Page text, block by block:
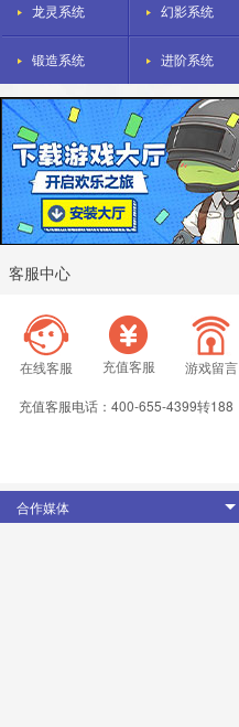
龙灵系统 幻影系统
锻造系统 进阶系统
客服中心
在线客服 充值客服 游戏留言
充值客服电话：400-655-4399转188
合作媒体